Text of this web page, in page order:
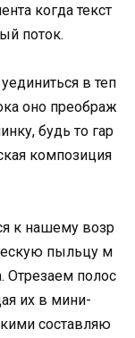
когда текст
поток.
в теп
оно преображ
будь то гар
композиция
к нашему возр
пыльцу м
Отрезаем полос
их в мини-
составляю